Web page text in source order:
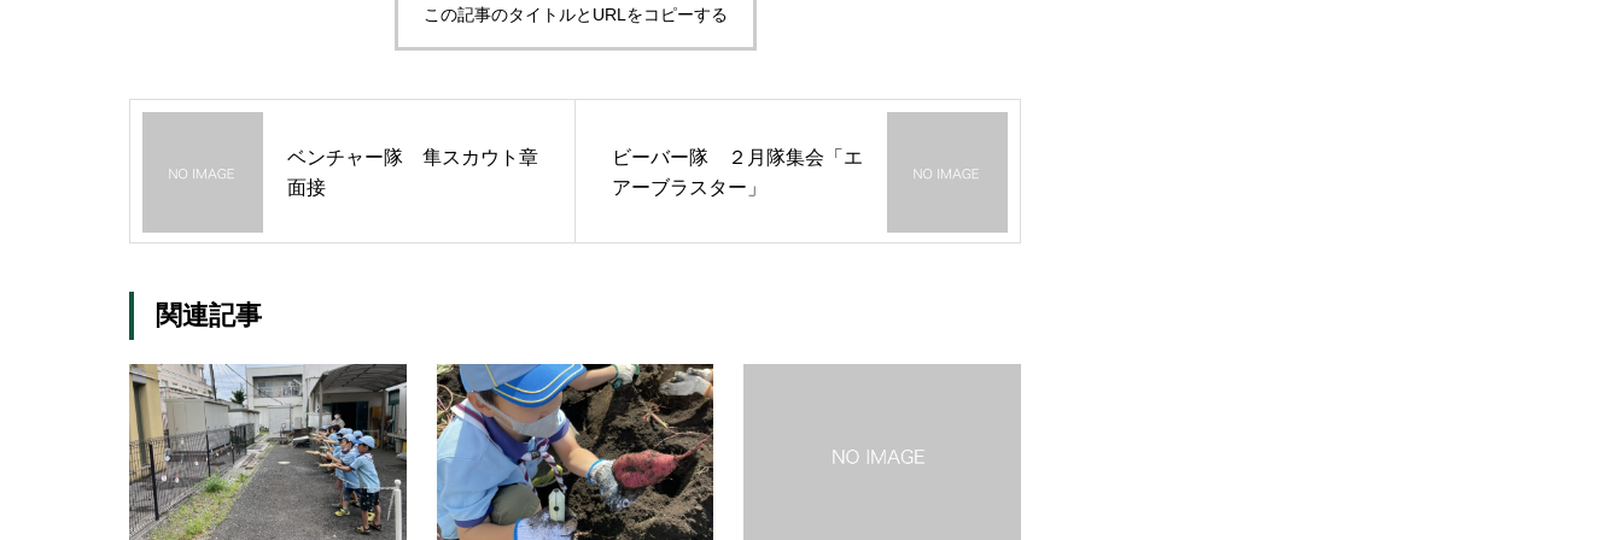
この記事のタイトルとURLをコピーする
ベンチャー隊 隼スカウト章
面接
ビーバー隊 ２月隊集会「エ
アーブラスター」
関連記事